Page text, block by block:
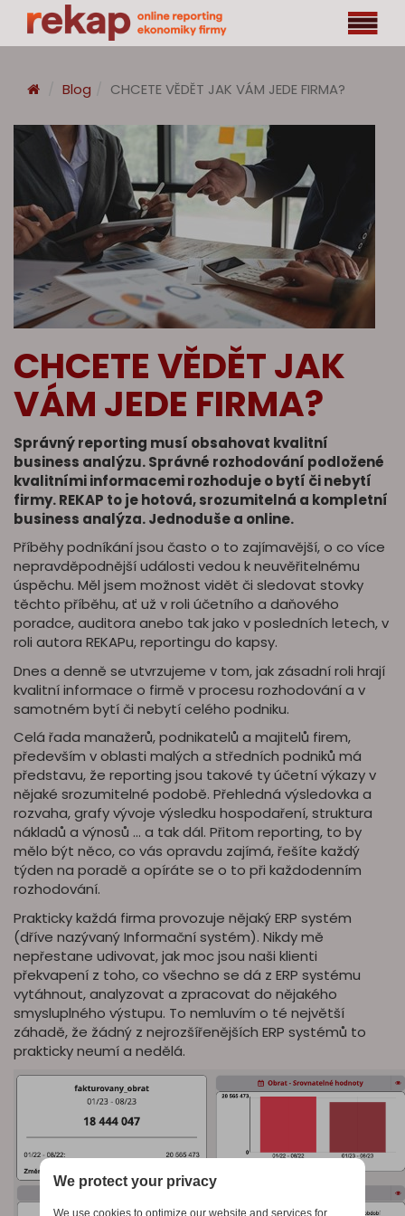
Blog CHCETE VĚDĚT JAK VÁM JEDE FIRMA?
CHCETE VĚDĚT JAK
VÁM JEDE FIRMA?
Správný reporting musí obsahovat kvalitní
business analýzu. Správné rozhodování podložené
kvalitními informacemi rozhoduje o bytí či nebytí
firmy. REKAP to je hotová, srozumitelná a kompletní
business analýza. Jednoduše a online.
Příběhy podníkání jsou často o to zajímavější, o co více
nepravděpodnější události vedou k neuvěřitelnému
úspěchu. Měl jsem možnost vidět či sledovat stovky
těchto příběhu, ať už v roli účetního a daňového
poradce, auditora anebo tak jako v posledních letech, v
roli autora REKAPu, reportingu do kapsy.
Dnes a denně se utvrzujeme v tom, jak zásadní roli hrají
kvalitní informace o firmě v procesu rozhodování a v
samotném bytí či nebytí celého podniku.
Celá řada manažerů, podnikatelů a majitelů firem,
především v oblasti malých a středních podniků má
představu, že reporting jsou takové ty účetní výkazy v
nějaké srozumitelné podobě. Přehledná výsledovka a
rozvaha, grafy vývoje výsledku hospodaření, struktura
nákladů a výnosů … a tak dál. Přitom reporting, to by
mělo být něco, co vás opravdu zajímá, řešíte každý
týden na poradě a opíráte se o to při každodenním
rozhodování.
Prakticky každá firma provozuje nějaký ERP systém
(dříve nazývaný Informační systém). Nikdy mě
nepřestane udivovat, jak moc jsou naši klienti
překvapení z toho, co všechno se dá z ERP systému
vytáhnout, analyzovat a zpracovat do nějakého
smysluplného výstupu. To nemluvím o té největší
záhadě, že žádný z nejrozšířenějších ERP systémů to
prakticky neumí a nedělá.
We protect your privacy
We use cookies to optimize our website and services for